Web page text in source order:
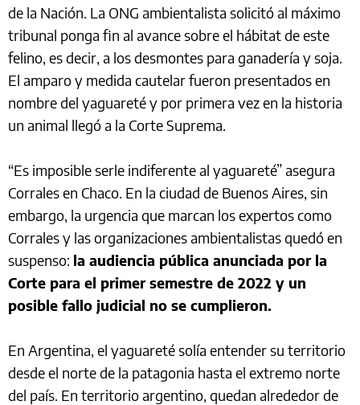
de la Nación. La ONG ambientalista solicitó al máximo
tribunal ponga fin al avance sobre el hábitat de este
felino, es decir, a los desmontes para ganadería y soja.
El amparo y medida cautelar fueron presentados en
nombre del yaguareté y por primera vez en la historia
un animal llegó a la Corte Suprema.
“Es imposible serle indiferente al yaguareté” asegura
Corrales en Chaco. En la ciudad de Buenos Aires, sin
embargo, la urgencia que marcan los expertos como
Corrales y las organizaciones ambientalistas quedó en
suspenso: la audiencia pública anunciada por la
Corte para el primer semestre de 2022 y un
posible fallo judicial no se cumplieron.
En Argentina, el yaguareté solía entender su territorio
desde el norte de la patagonia hasta el extremo norte
del país. En territorio argentino, quedan alrededor de